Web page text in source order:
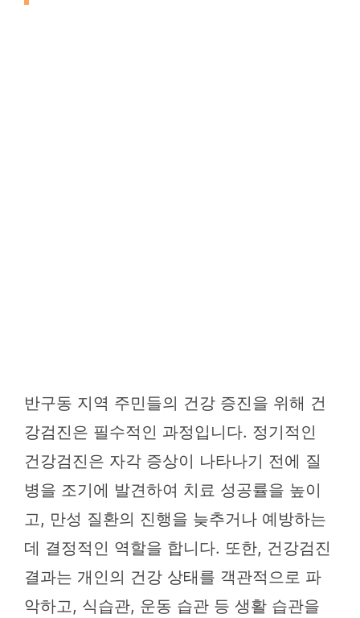
반구동 지역 주민들의 건강 증진을 위해 건
강검진은 필수적인 과정입니다. 정기적인
건강검진은 자각 증상이 나타나기 전에 질
병을 조기에 발견하여 치료 성공률을 높이
고, 만성 질환의 진행을 늦추거나 예방하는
데 결정적인 역할을 합니다. 또한, 건강검진
결과는 개인의 건강 상태를 객관적으로 파
악하고, 식습관, 운동 습관 등 생활 습관을